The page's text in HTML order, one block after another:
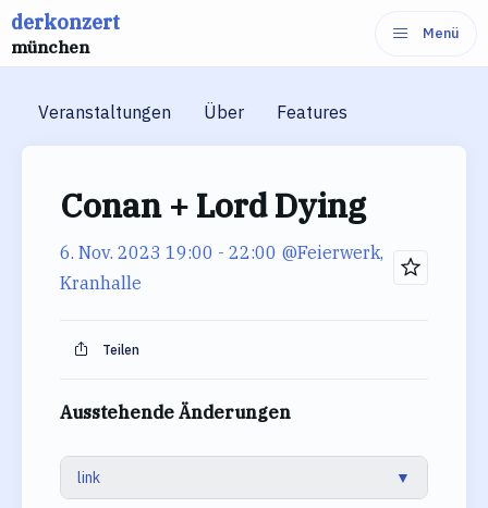
Zum
Inhalt
derkonzert
münchen
Menü
Veranstaltungen Über Features
Conan + Lord Dying
6. Nov. 2023 19:00 - 22:00 @Feierwerk,
Kranhalle
Teilen
Ausstehende Änderungen
link